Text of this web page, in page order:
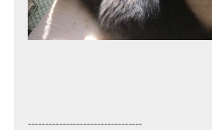
---------------------------------